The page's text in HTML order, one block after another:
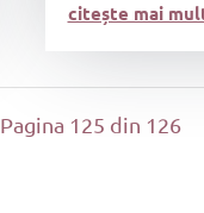
citește mai
Pagina 125 din 126